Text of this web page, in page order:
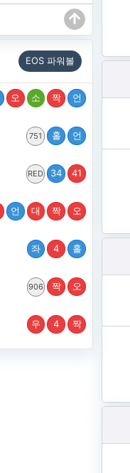
EOS 파워볼
오 소 짝 언
751 홀 언
RED 34 41
언 대 짝 오
좌 4 홀
906 짝 오
우 4 짝